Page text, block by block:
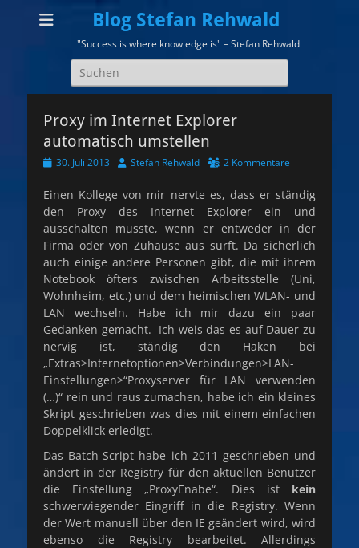
Blog Stefan Rehwald
"Success is where knowledge is" – Stefan Rehwald
Suchen
nach:
Proxy im Internet Explorer
automatisch umstellen
Veröffentlicht
30. Juli 2013 AutorStefan Rehwald 2 Kommentare
Einen Kollege von mir nervte es, dass er ständig
den Proxy des Internet Explorer ein und
ausschalten musste, wenn er entweder in der
Firma oder von Zuhause aus surft. Da sicherlich
auch einige andere Personen gibt, die mit ihrem
Notebook öfters zwischen Arbeitsstelle (Uni,
Wohnheim, etc.) und dem heimischen WLAN- und
LAN wechseln. Habe ich mir dazu ein paar
Gedanken gemacht. Ich weis das es auf Dauer zu
nervig ist, ständig den Haken bei
„Extras>Internetoptionen>Verbindungen>LAN-
Einstellungen>“Proxyserver für LAN verwenden
(…)“ rein und raus zumachen, habe ich ein kleines
Skript geschrieben was dies mit einem einfachen
Doppelklick erledigt.
Das Batch-Script habe ich 2011 geschrieben und
ändert in der Registry für den aktuellen Benutzer
die Einstellung „ProxyEnabe“. Dies ist kein
schwerwiegender Eingriff in die Registry. Wenn
der Wert manuell über den IE geändert wird, wird
ebenso die Registry bearbeitet. Allerdings